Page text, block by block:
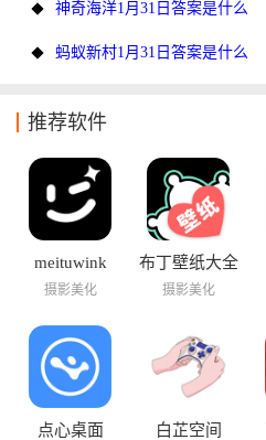
神奇海洋1月31日答案是什么
蚂蚁新村1月31日答案是什么
推荐软件
meituwink
摄影美化
布丁壁纸大全
摄影美化
点心桌面 白芷空间